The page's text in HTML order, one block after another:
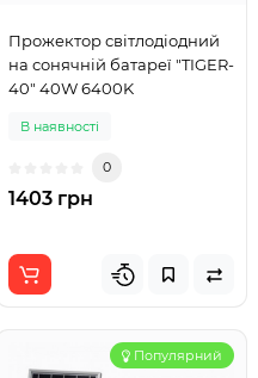
Прожектор світлодіодний
на сонячній батареї "TIGER-
40" 40W 6400K
В наявності
0
1403 грн
Популярний